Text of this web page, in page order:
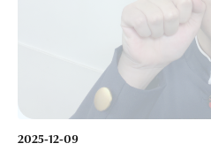
2025-12-09